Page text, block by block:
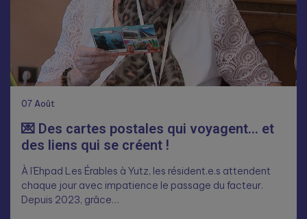
07 Août
💌 Des cartes postales qui voyagent… et
des liens qui se créent !
À l’Ehpad Les Érables à Yutz, les résident.e.s attendent
chaque jour avec impatience le passage du facteur.
Depuis 2023, grâce…